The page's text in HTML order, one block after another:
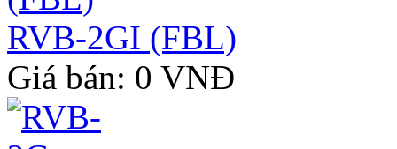
RVB-2GI (FBL)
Giá bán: 0 VNĐ